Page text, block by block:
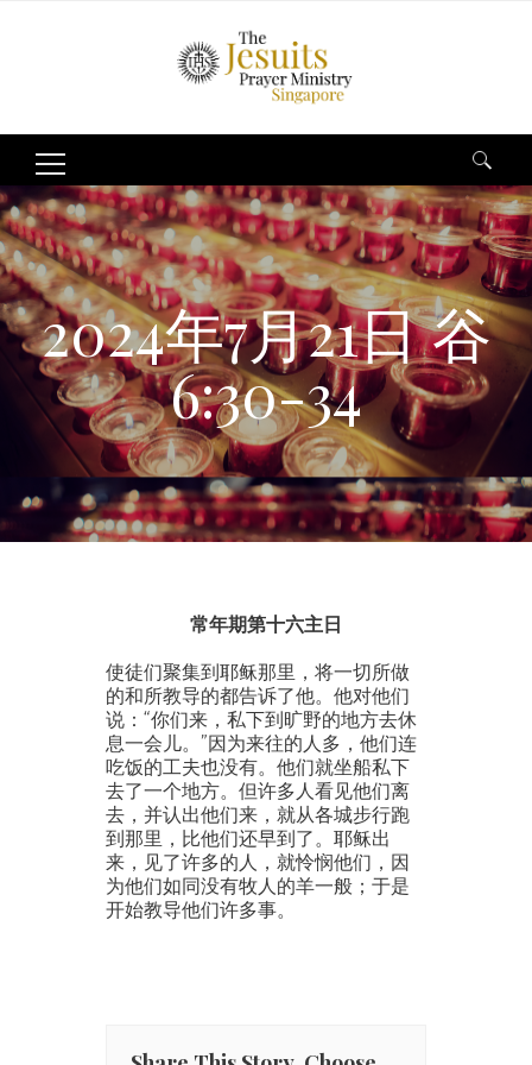
Search
for:
2024年7月21日 谷
6:30-34
常年期第十六主日
使徒们聚集到耶稣那里，将一切所做
的和所教导的都告诉了他。他对他们
说：“你们来，私下到旷野的地方去休
息一会儿。”因为来往的人多，他们连
吃饭的工夫也没有。他们就坐船私下
去了一个地方。但许多人看见他们离
去，并认出他们来，就从各城步行跑
到那里，比他们还早到了。耶稣出
来，见了许多的人，就怜悯他们，因
为他们如同没有牧人的羊一般；于是
开始教导他们许多事。